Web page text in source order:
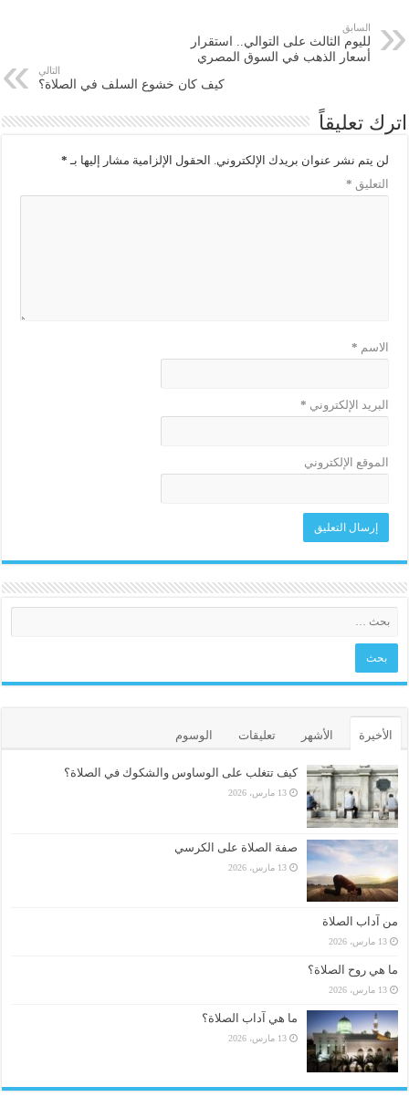
السابق
لليوم الثالث على التوالي.. استقرار
أسعار الذهب في السوق المصري
التالي
كيف كان خشوع السلف في الصلاة؟
اترك تعليقاً
لن يتم نشر عنوان بريدك الإلكتروني. الحقول الإلزامية مشار إليها بـ *
التعليق *
الاسم *
البريد الإلكتروني *
الموقع الإلكتروني
الأخيرة الأشهر تعليقات الوسوم
كيف تتغلب على الوساوس والشكوك في الصلاة؟
13 مارس، 2026
صفة الصلاة على الكرسي
13 مارس، 2026
من آداب الصلاة
13 مارس، 2026
ما هي روح الصلاة؟
13 مارس، 2026
ما هي آداب الصلاة؟
13 مارس، 2026